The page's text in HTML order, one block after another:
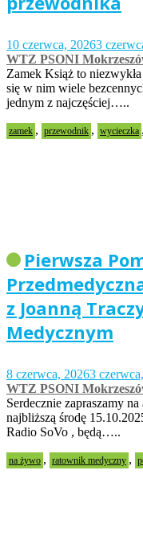
10 czerwca, 20263
WTZ PSONI
Zamek Książ to
się w nim wiele
jednym z najczęściej…..
zamek , przewodnik , wycieczka ,
Pierwsza
z Joanną
Medycznym
8 czerwca, 20263
WTZ PSONI
Serdecznie zapraszamy
najbliższą środę
Radio SoVo , będą…..
na żywo , ratownik medyczny ,